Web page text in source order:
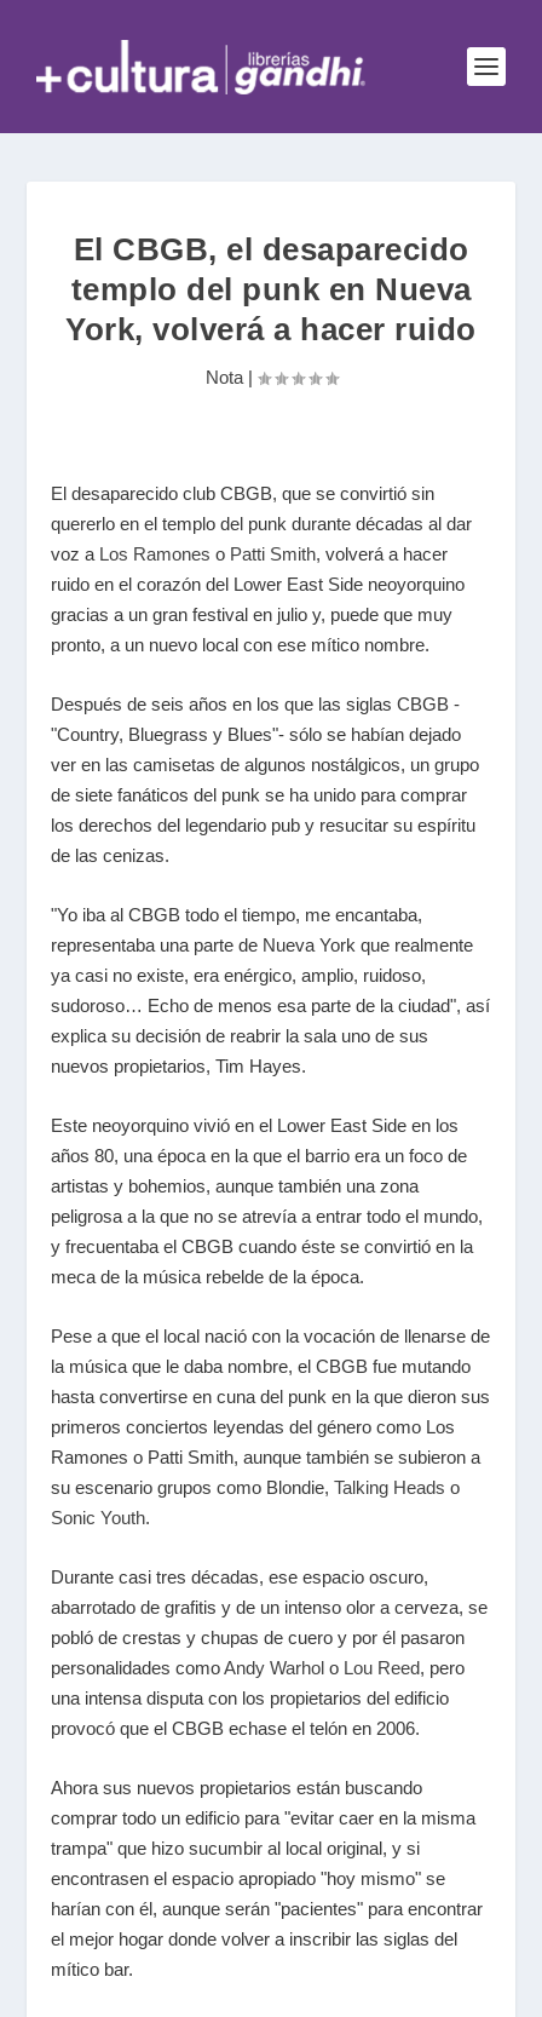
El CBGB, el desaparecido
templo del punk en Nueva
York, volverá a hacer ruido
Nota|
El desaparecido club CBGB, que se convirtió sin
quererlo en el templo del punk durante décadas al dar
voz a Los Ramones o Patti Smith, volverá a hacer
ruido en el corazón del Lower East Side neoyorquino
gracias a un gran festival en julio y, puede que muy
pronto, a un nuevo local con ese mítico nombre.
Después de seis años en los que las siglas CBGB -
"Country, Bluegrass y Blues"- sólo se habían dejado
ver en las camisetas de algunos nostálgicos, un grupo
de siete fanáticos del punk se ha unido para comprar
los derechos del legendario pub y resucitar su espíritu
de las cenizas.
"Yo iba al CBGB todo el tiempo, me encantaba,
representaba una parte de Nueva York que realmente
ya casi no existe, era enérgico, amplio, ruidoso,
sudoroso… Echo de menos esa parte de la ciudad", así
explica su decisión de reabrir la sala uno de sus
nuevos propietarios, Tim Hayes.
Este neoyorquino vivió en el Lower East Side en los
años 80, una época en la que el barrio era un foco de
artistas y bohemios, aunque también una zona
peligrosa a la que no se atrevía a entrar todo el mundo,
y frecuentaba el CBGB cuando éste se convirtió en la
meca de la música rebelde de la época.
Pese a que el local nació con la vocación de llenarse de
la música que le daba nombre, el CBGB fue mutando
hasta convertirse en cuna del punk en la que dieron sus
primeros conciertos leyendas del género como Los
Ramones o Patti Smith, aunque también se subieron a
su escenario grupos como Blondie,Talking Heads o
Sonic Youth.
Durante casi tres décadas, ese espacio oscuro,
abarrotado de grafitis y de un intenso olor a cerveza, se
pobló de crestas y chupas de cuero y por él pasaron
personalidades comoAndy Warhol o Lou Reed, pero
una intensa disputa con los propietarios del edificio
provocó que el CBGB echase el telón en 2006.
Ahora sus nuevos propietarios están buscando
comprar todo un edificio para "evitar caer en la misma
trampa" que hizo sucumbir al local original, y si
encontrasen el espacio apropiado "hoy mismo" se
harían con él, aunque serán "pacientes" para encontrar
el mejor hogar donde volver a inscribir las siglas del
mítico bar.